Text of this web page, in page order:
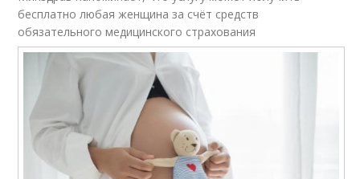
бесплатно любая женщина за счёт средств
обязательного медицинского страхования